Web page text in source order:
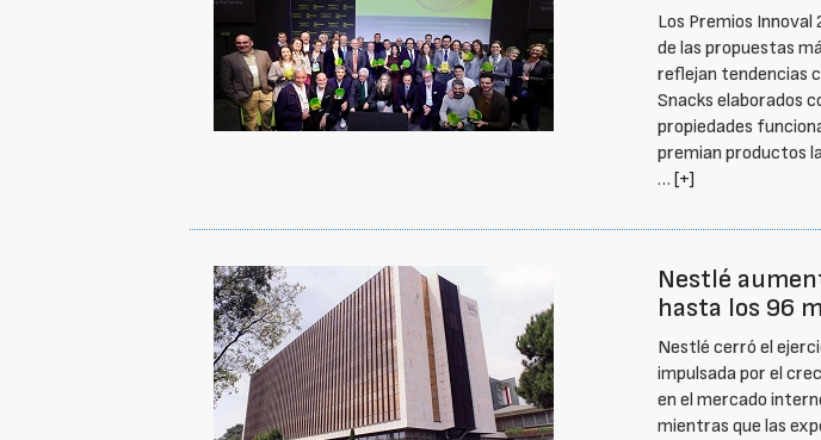
Los Premios
de las propuestas
reflejan tendencias
Snacks elaborados
propiedades
premian productos
…[+]
Nestlé
hasta los 96
Nestlé cerró el
impulsada por el
en el mercado
mientras que las